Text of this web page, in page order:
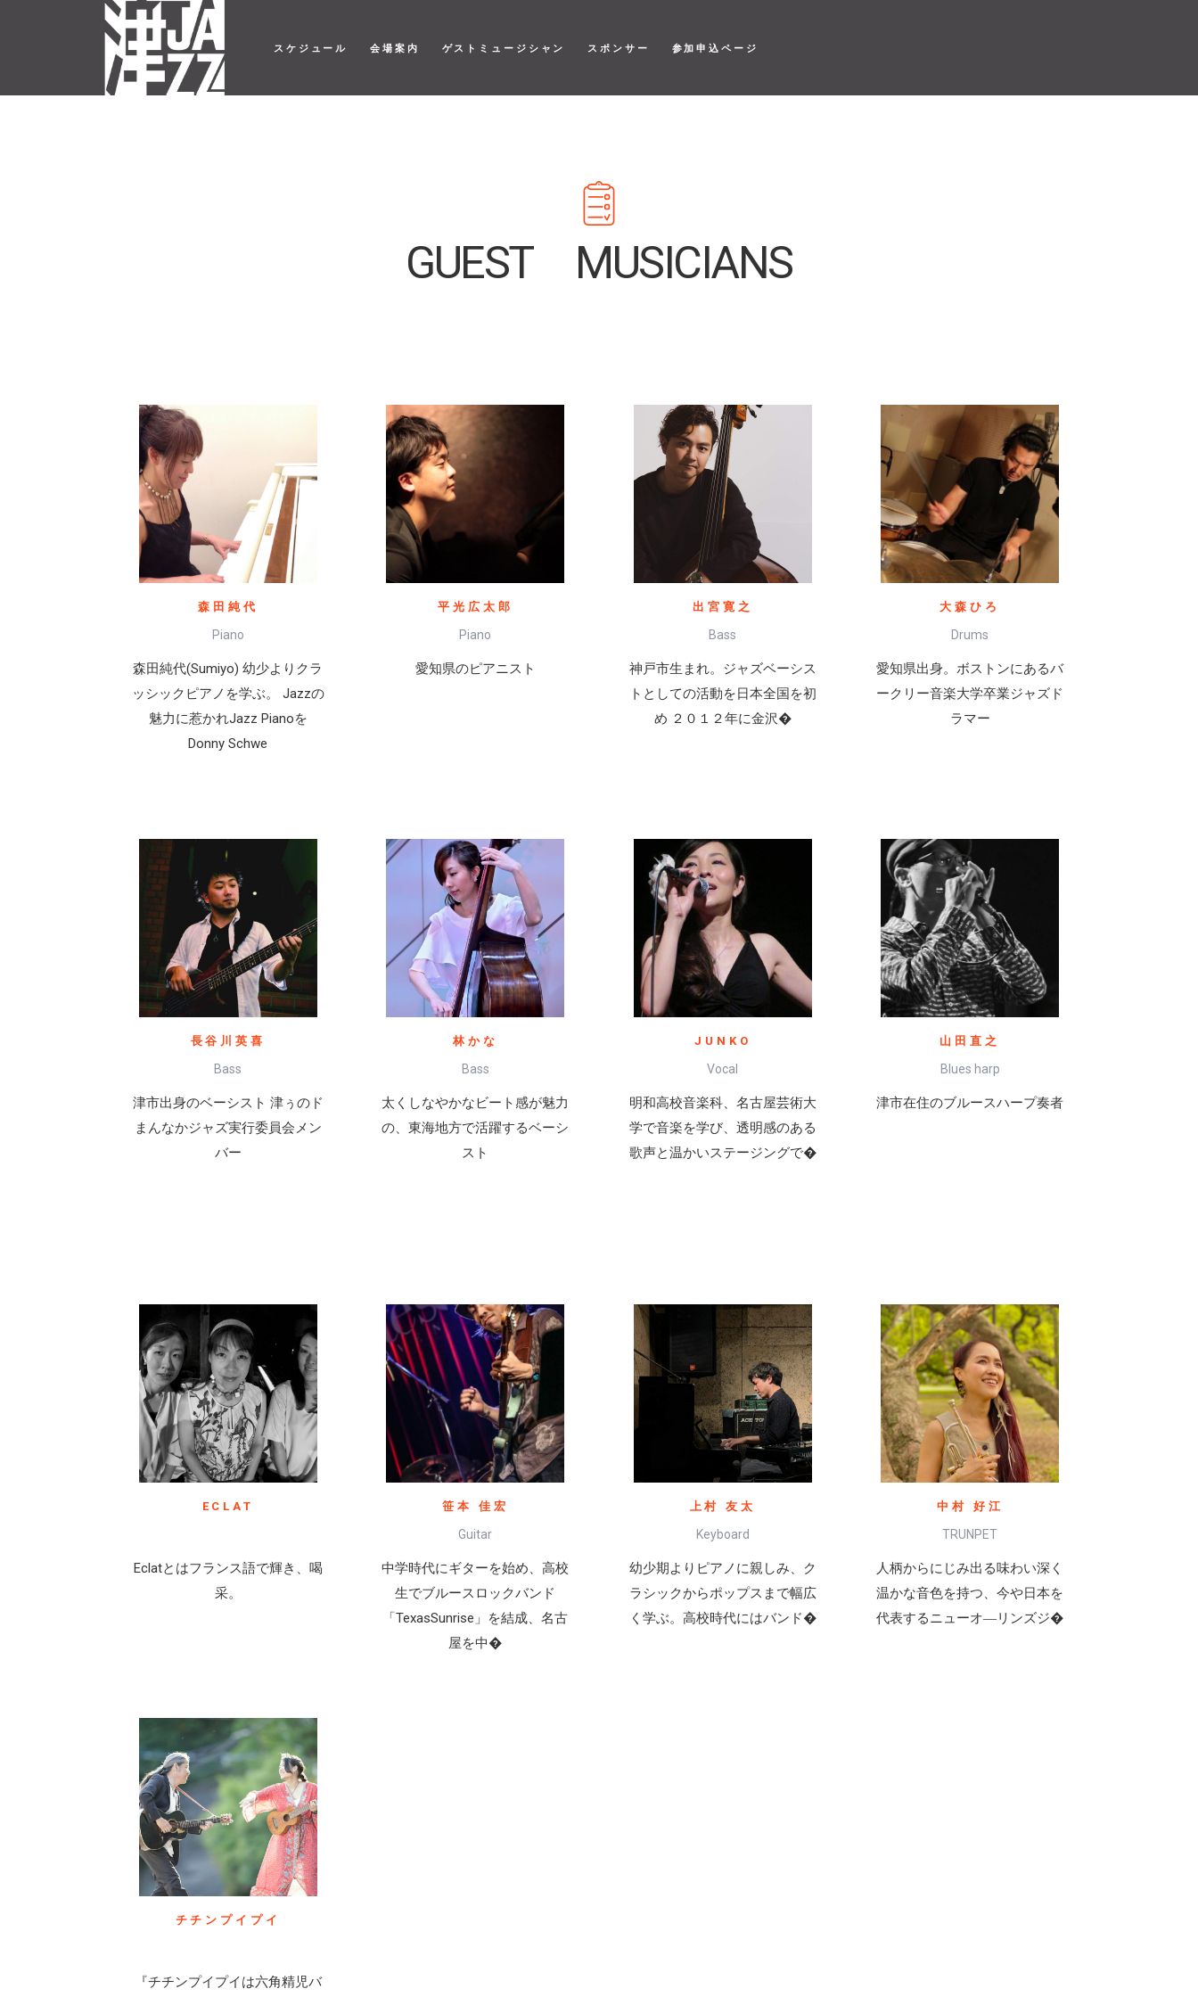
スケジュール 会場案内 ゲストミュージシャン スポンサー 参加申込ページ
GUEST MUSICIANS
森田純代
Piano
森田純代(Sumiyo) 幼少よりクラ
ッシックピアノを学ぶ。 Jazzの
魅力に惹かれJazz Pianoを
Donny Schwe
平光広太郎
Piano
愛知県のピアニスト
出宮寛之
Bass
神戸市生まれ。ジャズベーシス
トとしての活動を日本全国を初
め ２０１２年に金沢�
大森ひろ
Drums
愛知県出身。ボストンにあるバ
ークリー音楽大学卒業ジャズド
ラマー
長谷川英喜
Bass
津市出身のベーシスト 津ぅのド
まんなかジャズ実行委員会メン
バー
林かな
Bass
太くしなやかなビート感が魅力
の、東海地方で活躍するベーシ
スト
JUNKO
Vocal
明和高校音楽科、名古屋芸術大
学で音楽を学び、透明感のある
歌声と温かいステージングで�
山田直之
Blues harp
津市在住のブルースハープ奏者
ECLAT
Eclatとはフランス語で輝き、喝
采。
笹本 佳宏
Guitar
中学時代にギターを始め、高校
生でブルースロックバンド
「TexasSunrise」を結成、名古
屋を中�
上村 友太
Keyboard
幼少期よりピアノに親しみ、ク
ラシックからポップスまで幅広
く学ぶ。高校時代にはバンド�
中村 好江
TRUNPET
人柄からにじみ出る味わい深く
温かな音色を持つ、今や日本を
代表するニューオ―リンズジ�
チチンプイプイ
『チチンプイプイは六角精児バ